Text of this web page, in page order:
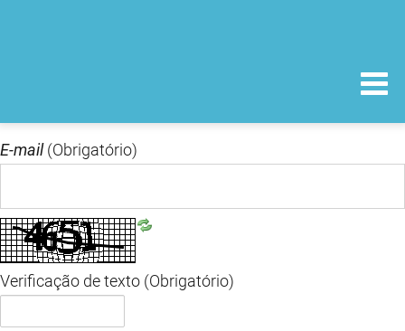
E-mail (Obrigatório)
Verificação de texto (Obrigatório)